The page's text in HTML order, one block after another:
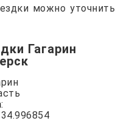
можно уточнить
Гагарин
: